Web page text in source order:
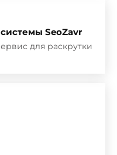
SeoZavr
для раскрутки